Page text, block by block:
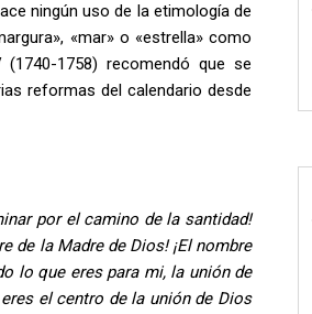
ningún uso de la etimología de
«mar» o «estrella» como
1758) recomendó que se
reformas del calendario desde
por el camino de la santidad!
de la Madre de Dios! ¡El nombre
lo que eres para mi, la unión de
el centro de la unión de Dios